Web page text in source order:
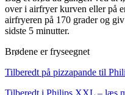
over i airfryer kurven eller på
airfryeren på 170 grader og
sidste 5 minutter.
Brødene er fryseegnet
Tilberedt på pizzapande til
Tilberedt i Philips XXL – læs